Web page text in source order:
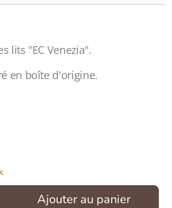
lits "EC Venezia".
en boîte d'origine.
Ajouter au panier